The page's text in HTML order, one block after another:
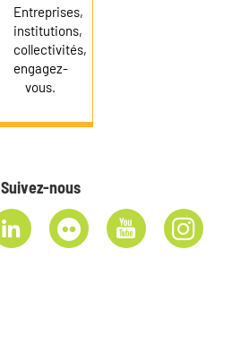
Entreprises,
institutions,
collectivités,
engagez-
vous.
Suivez-nous